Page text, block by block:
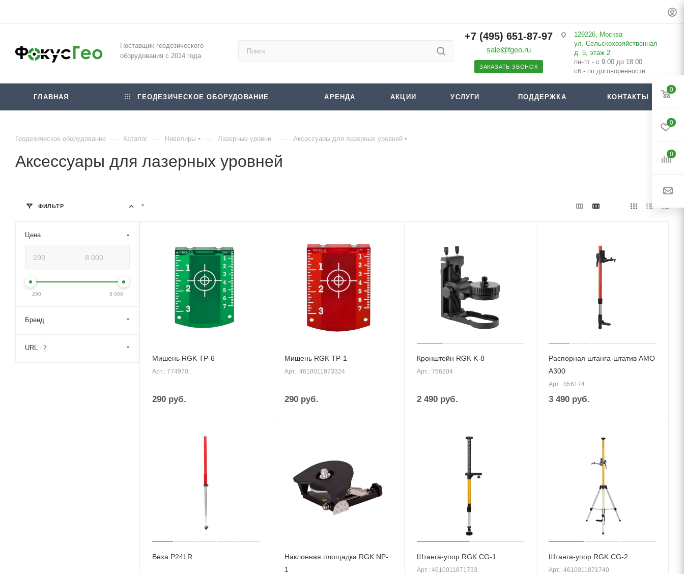
Поставщик геодезического
оборудования с 2014 года
+7 (495) 651-87-97
sale@fgeo.ru
ЗАКАЗАТЬ ЗВОНОК
129226, Москва
ул. Сельскохозяйственная
д. 5, этаж 2
пн-пт - с 9:00 до 18:00
сб - по договорённости
ГЛАВНАЯ ГЕОДЕЗИЧЕСКОЕ ОБОРУДОВАНИЕ АРЕНДА АКЦИИ УСЛУГИ ПОДДЕРЖКА КОНТАКТЫ
Геодезическое оборудование — Каталог — Нивелиры — Лазерные уровни — Аксессуары для лазерных уровней
Аксессуары для лазерных уровней
Мишень RGK TP-6
Арт.: 774970
290 руб.
Мишень RGK TP-1
Арт.: 4610011873324
290руб.
Кронштейн RGK K-8
Арт.: 756204
2 490руб.
Распорная штанга-штатив AMO
A300
Арт.: 856174
3 490 руб.
Веха P24LR
Наклонная площадка RGK NP-
1
Штанга-упор RGK CG-1
Арт.: 4610011871733
Штанга-упор RGK CG-2
Арт.: 4610011871740
ФИЛЬТР
Цена
290 8 000
Бренд
URL ?
0
0
0